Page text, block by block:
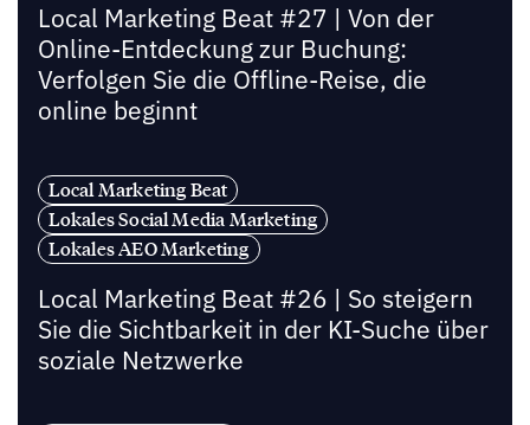
Local Marketing Beat #27 | Von der
Online-Entdeckung zur Buchung:
Verfolgen Sie die Offline-Reise, die
online beginnt
Local Marketing Beat
Lokales Social Media Marketing
Lokales AEO Marketing
Local Marketing Beat #26 | So steigern
Sie die Sichtbarkeit in der KI-Suche über
soziale Netzwerke